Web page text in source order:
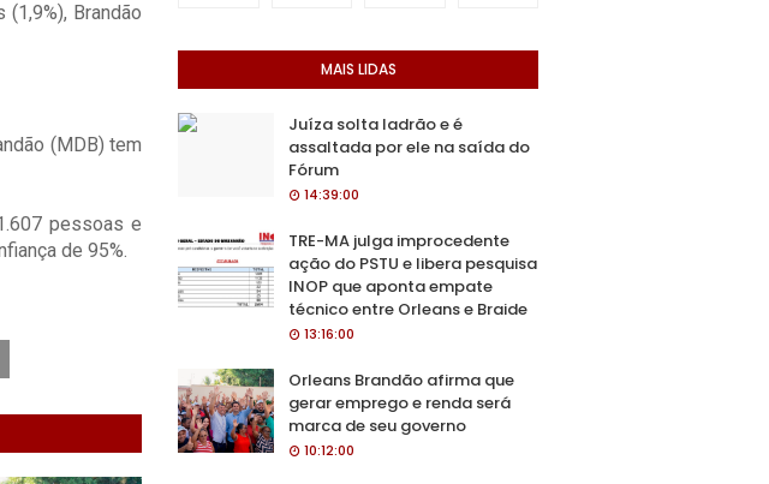
(1,9%), Brandão
(MDB) tem
pessoas e
de 95%.
MAIS LIDAS
Juíza solta ladrão e é
assaltada por ele na saída do
Fórum
14:39:00
TRE-MA julga improcedente
ação do PSTU e libera pesquisa
INOP que aponta empate
técnico entre Orleans e Braide
13:16:00
Orleans Brandão afirma que
gerar emprego e renda será
marca de seu governo
10:12:00